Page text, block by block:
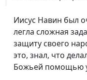
Добрые дела во имя
Бога (лето)
Добрые дела во имя
Иисус Навин был
легла сложная
защиту своего
это, знал, что
Божьей помощью у